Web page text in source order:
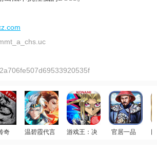
奇
温碧霞代言
游戏王：决斗链接官居一品
美女后宫